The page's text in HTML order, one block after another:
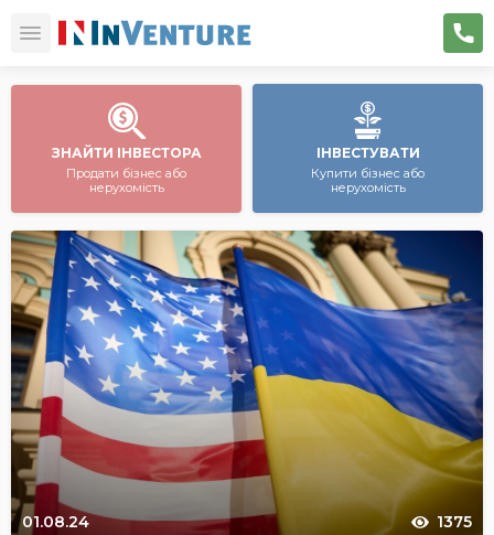
ЗНАЙТИ ІНВЕСТОРА
Продати бізнес або
нерухомість
ІНВЕСТУВАТИ
Купити бізнес або
нерухомість
01.08.24 1375